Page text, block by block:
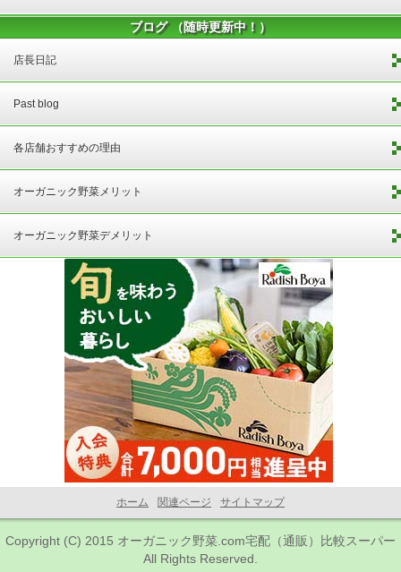
ブログ （随時更新中！）
店長日記
Past blog
各店舗おすすめの理由
オーガニック野菜メリット
オーガニック野菜デメリット
ホーム 関連ページ サイトマップ
Copyright (C) 2015 オーガニック野菜.com宅配（通販）比較スーパー
All Rights Reserved.